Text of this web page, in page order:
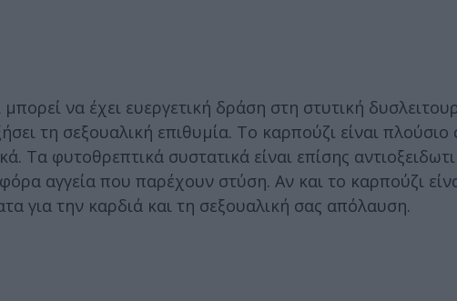
να έχει ευεργετική δράση στη στυτική
τη σεξουαλική επιθυμία. Το καρπούζι είναι πλούσιο
Τα φυτοθρεπτικά συστατικά είναι επίσης
αγγεία που παρέχουν στύση. Αν και το καρπούζι
για την καρδιά και τη σεξουαλική σας απόλαυση.